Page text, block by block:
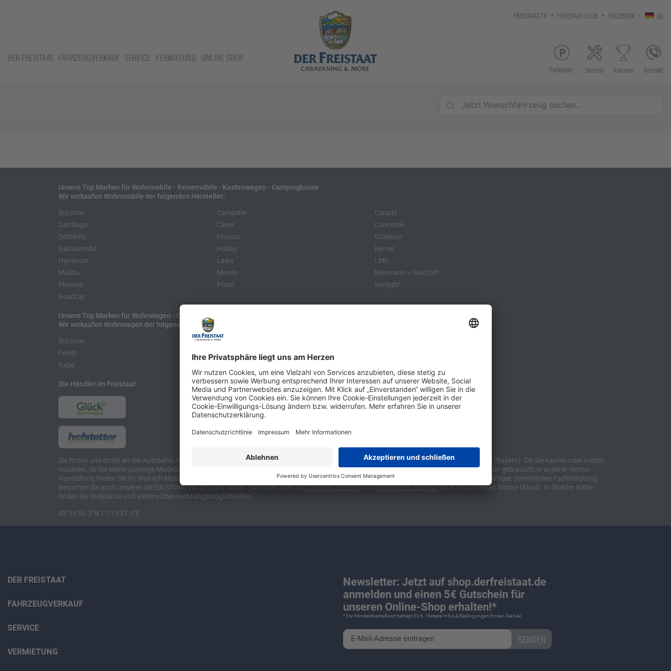
FREISTAAT-TV FREISTAAT-CLUB FACEBOOK DE
DER FREISTAAT FAHRZEUGVERKAUF SERVICE VERMIETUNG ONLINE SHOP
Parkplatz Service Karriere Kontakt
Unsere Top Marken für Wohnmobile - Reisemobile - Kastenwagen - Campingbusse
Wir verkaufen Wohnmobile der folgenden Hersteller:
Bürstner
Carthago
Dethleffs
Glücksmobil
Hymercar
Malibu
Phoenix
Roadcar
Campster
Clever
Etrusco
Hobby
Laika
Morelo
Pössl
Carado
Concorde
Globecar
Hymer
LMC
Niesmann + Bischoff
Sunlight
Unsere Top Marken für Wohnwagen - Caravans
Wir verkaufen Wohnwagen der folgenden Hersteller:
Bürstner
Fendt
Kabe
Hobby
LMC
Die Händler im Freistaat
Sie finden uns direkt an der Autobahn A8 zwischen München und Stuttgart, 10 Minuten vor der Stadtgrenze Münchens, Ausfahrt "Sulzemoos" (Bayern). Ob Sie kaufen oder mieten
möchten, ob Sie kleine günstige Modelle suchen, etwa kompakte Camper Vans, oder den puren Luxus. Ob Caravan oder Wohnmobil, ob neu oder gebraucht, in unserer Womo-
Ausstellung finden Sie Ihr Wunsch-Mobil und alles für Camping und Caravaning! Wohnmobilverkauf und Wohnwagenverkauf inklusive hochwertiger, persönlicher Fachberatung.
Besuchen Sie auch unseren MEGA STORE vor Ort oder online. Sie finden alles anCampingZubehörundWohnmobil Zubehörfür ihren perfekten Womo-Urlaub. In direkter Nähe
finden Sie Stellplätze und weitere Übernachtungsmöglichkeiten.
48°16'55.3"N 11°15'37.3"E
DER FREISTAAT
FAHRZEUGVERKAUF
SERVICE
VERMIETUNG
Newsletter: Jetzt auf shop.derfreistaat.de
anmelden und einen 5€ Gutschein für
unseren Online-Shop erhalten!*
* Der Mindestbestellwert beträgt 30 €. Weitere Infos & Bedingungen finden Sie hier.